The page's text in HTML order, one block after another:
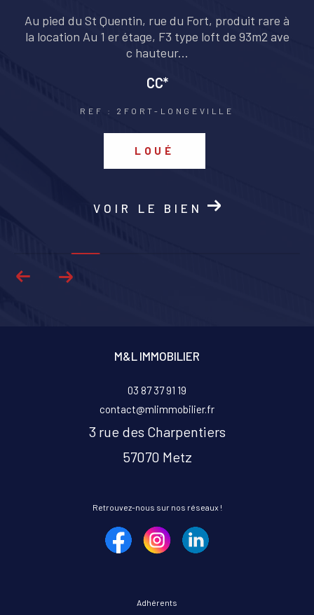
Au pied du St Quentin, rue du Fort, produit rare à
la location Au 1 er étage, F3 type loft de 93m2 ave
c hauteur...
CC*
REF : 2FORT-LONGEVILLE
LOUÉ
VOIR LE BIEN
M&L IMMOBILIER
03 87 37 91 19
contact@mlimmobilier.fr
3 rue des Charpentiers
57070
metz
Retrouvez-nous sur nos réseaux !
Adhérents